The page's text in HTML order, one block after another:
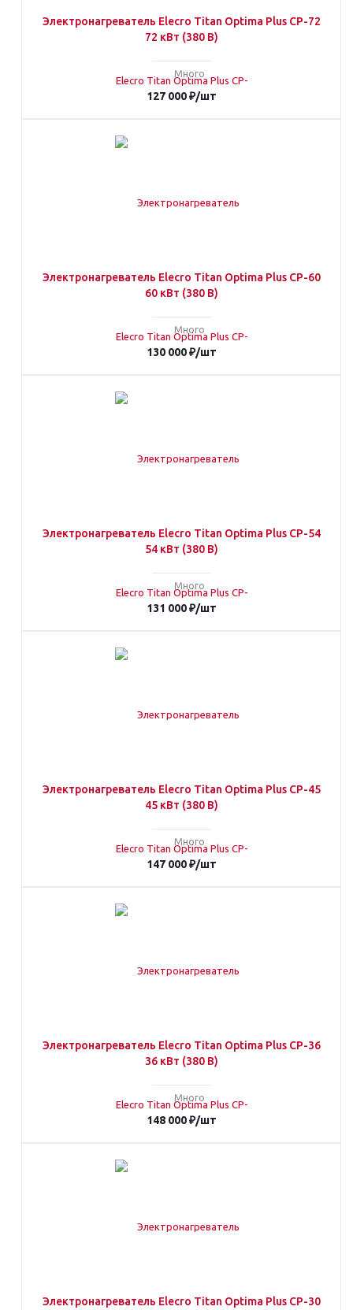
Электронагреватель Elecro Titan Optima Plus СP-72
72 кВт (380 В)
Много
127 000₽/шт
Электронагреватель Elecro Titan Optima Plus СP-60
60 кВт (380 В)
Много
130 000₽/шт
Электронагреватель Elecro Titan Optima Plus СP-54
54 кВт (380 В)
Много
131 000₽/шт
Электронагреватель Elecro Titan Optima Plus СP-45
45 кВт (380 В)
Много
147 000₽/шт
Электронагреватель Elecro Titan Optima Plus СP-36
36 кВт (380 В)
Много
148 000₽/шт
Электронагреватель Elecro Titan Optima Plus СP-30